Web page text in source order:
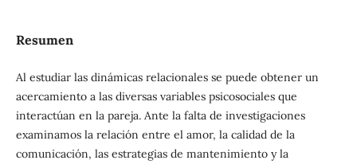
Resumen
Al estudiar las dinámicas relacionales se puede obtener un
acercamiento a las diversas variables psicosociales que
interactúan en la pareja. Ante la falta de investigaciones
examinamos la relación entre el amor, la calidad de la
comunicación, las estrategias de mantenimiento y la